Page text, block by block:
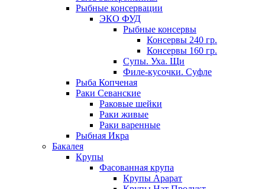
Рыбные консервации
ЭКО ФУД
Рыбные консервы
Консервы 240 гр.
Консервы 160 гр.
Супы. Уха. Щи
Филе-кусочки. Суфле
Рыба Копченая
Раки Севанские
Раковые шейки
Раки живые
Раки варенные
Рыбная Икра
Бакалея
Крупы
Фасованная крупа
Крупы Арарат